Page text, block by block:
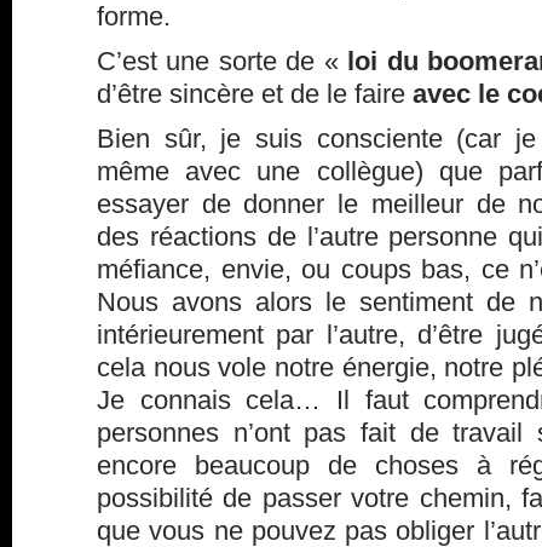
forme.
C’est une sorte de « loi du
d’être sincère et de le faire avec le
Bien sûr, je suis consciente (car
même avec une collègue) que
essayer de donner le meilleur de
des réactions de l’autre personne
méfiance, envie, ou coups bas, ce
Nous avons alors le sentiment de
intérieurement par l’autre, d’être
cela nous vole notre énergie, notre
Je connais cela… Il faut
personnes n’ont pas fait de travail
encore beaucoup de choses à
possibilité de passer votre chemin,
que vous ne pouvez pas obliger